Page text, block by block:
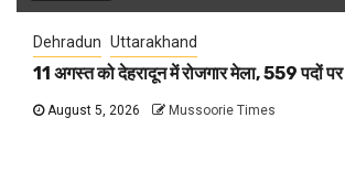
Dehradun Uttarakhand
11 अगस्त को देहरादून में रोजगार मेला, 559 पदों
August 5, 2026 Mussoorie Times